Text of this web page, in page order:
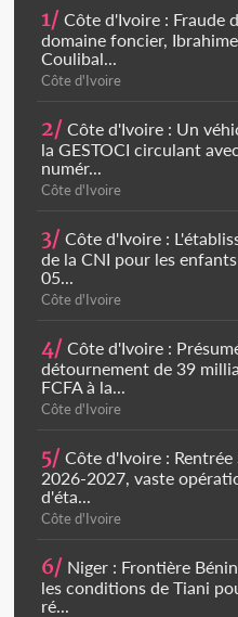
1/ Côte d'Ivoire : Fraude
domaine foncier, Ibrahime
Coulibal...
Côte d'Ivoire
2/ Côte d'Ivoire : Un
la GESTOCI circulant
numér...
Côte d'Ivoire
3/ Côte d'Ivoire :
de la CNI pour les
05...
Côte d'Ivoire
4/ Côte d'Ivoire :
détournement de 39
FCFA à la...
Côte d'Ivoire
5/ Côte d'Ivoire : Rentrée
2026-2027, vaste
d'éta...
Côte d'Ivoire
6/ Niger : Frontière
les conditions de Tiani
ré...